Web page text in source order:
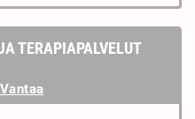
TERAPIAPALVELUT
Vantaa